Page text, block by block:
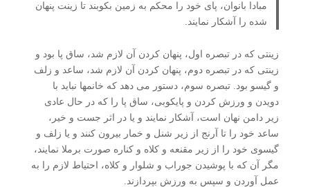
مبادا بانوان، پای خود را محکم به زمین بکوبند تا زینت پنهان
شده را آشکار نمایند.
زینتی که در تبصره اول، پنهان کردن آن لازم شد، ساق پا بود و
زینتی که در تبصره دوم، پنهان کردن آن لازم شد، ساعد و زلف
و گیسو بود. تبصره سوم، دستور می دهد که خانمها نباید با
دویدن و ورزش کردن و پایکوبی، ساق پا را که در حال عادی
زیر دامن نهان است، آشکار نمایند و یا در اثر جست و خیر،
ساعد خود را تا آرنج از زیر شنل و خمار بیرون کنند و یا زلف و
گیسوی خود را از زیر مقنعه و کلاه و کناره صورت برملا نمایند،
مگر آن که با پوشیدن جوراب و شلوار و کلاه، احتیاط لازم را به
عمل آوردن و سپس به ورزش بپردازند.